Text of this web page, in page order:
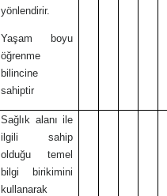
yönlendirir.
Yaşam boyu
öğrenme
bilincine
sahiptir
Sağlık alanı ile
ilgili sahip
olduğu temel
bilgi birikimini
kullanarak